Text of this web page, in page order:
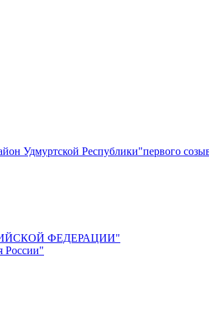
Удмуртской Республики"первого
ФЕДЕРАЦИИ"
России"